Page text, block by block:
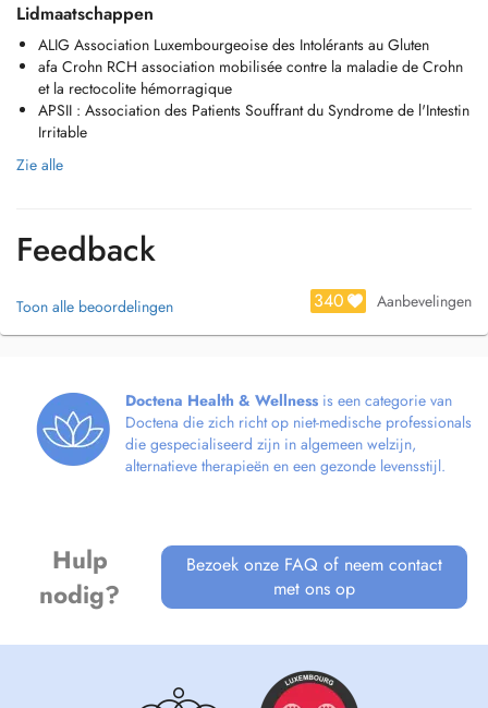
Lidmaatschappen
ALIG Association Luxembourgeoise des Intolérants au Gluten
afa Crohn RCH association mobilisée contre la maladie de Crohn
et la rectocolite hémorragique
APSII : Association des Patients Souffrant du Syndrome de l'Intestin
Irritable
Zie alle
Feedback
Toon alle beoordelingen 340 Aanbevelingen
Doctena Health & Wellness is een categorie van
Doctena die zich richt op niet-medische professionals
die gespecialiseerd zijn in algemeen welzijn,
alternatieve therapieën en een gezonde levensstijl.
Hulp
nodig?
Bezoek onze FAQ of neem contact
met ons op